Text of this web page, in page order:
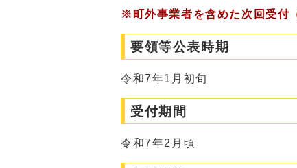
※町外事業者を含めた次回受付
要領等公表時期
令和7年1月初旬
受付期間
令和7年2月頃